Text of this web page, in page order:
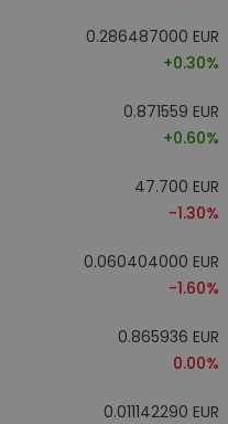
0.286487000 EUR
+0.30%
0.871559 EUR
+0.60%
47.700 EUR
-1.30%
0.060404000 EUR
-1.60%
0.865936 EUR
0.00%
0.011142290 EUR